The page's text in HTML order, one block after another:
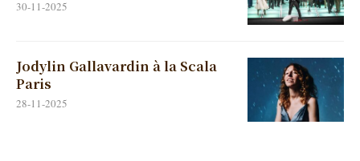
30-11-2025
Jodylin Gallavardin à la Scala
Paris
28-11-2025